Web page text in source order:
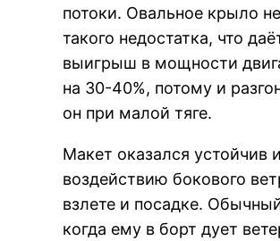
потоки. Овальное крыло
такого недостатка, что
выигрыш в мощности
на 30-40%, потому и
он при малой тяге.
Макет оказался устойчив
воздействию бокового
взлете и посадке.
когда ему в борт дует